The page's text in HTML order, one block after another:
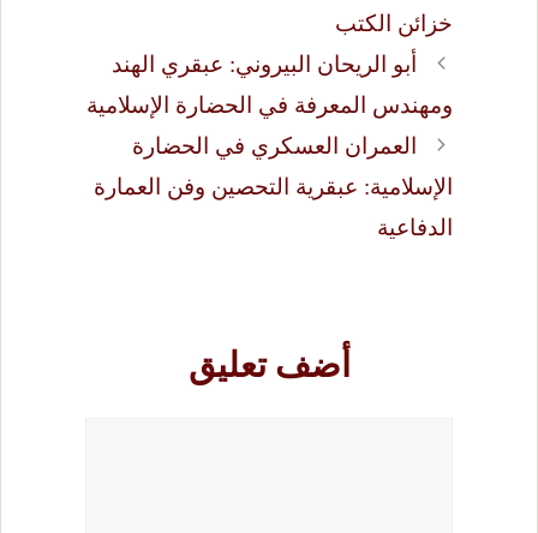
خزائن الكتب
أبو الريحان البيروني: عبقري الهند
ومهندس المعرفة في الحضارة الإسلامية
العمران العسكري في الحضارة
الإسلامية: عبقرية التحصين وفن العمارة
الدفاعية
أضف تعليق